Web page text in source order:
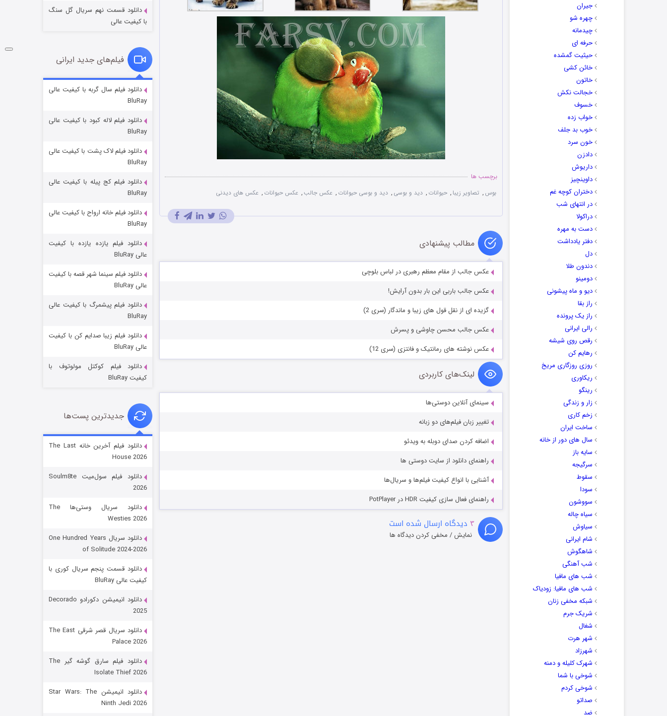
جیران
چهره شو
چیدمانه
حرفه ای
حیثیت گمشده
خائن کشی
خاتون
خجالت نکش
خسوف
خواب زده
خوب بد جلف
خون سرد
دادزن
داریوش
داوینچیز
دختران کوچه غم
در انتهای شب
دراکولا
دست به مهره
دفتر یادداشت
دل
دندون طلا
دومینو
دیو و ماه پیشونی
راز بقا
راز یک پرونده
رالی ایرانی
رقص روی شیشه
رهایم کن
روزی روزگاری مریخ
ریکاوری
رینگو
زار و زندگی
زخم کاری
ساخت ایران
سال های دور از خانه
سایه باز
سرگیجه
سقوط
سودا
سووشون
سیاه چاله
سیاوش
شام ایرانی
شاهگوش
شب آهنگی
شب های مافیا
شب های مافیا: زودیاک
شبکه مخفی زنان
شریک جرم
شغال
شهر هرت
شهرزاد
شهرک کلیله و دمنه
شوخی با شما
شوخی کردم
صداتو
ضد
برچسب ها
بوس , تصاویر زیبا , حیوانات , دید و بوسی , دید و بوسی حیوانات , عکس جالب, عکس حیوانات , عکس های دیدنی
مطالب پیشنهادی
عکس جالب از مقام معظم رهبری در لباس بلوچی
عکس جالب باربی این بار بدون آرایش!
گزیده ای از نقل قول های زیبا و ماندگار (سری 2)
عکس جالب محسن چاوشی و پسرش
عکس نوشته های رمانتیک و فانتزی (سری 12)
لینک‌های کاربردی
سینمای آنلاین دوستی‌ها
تغییر زبان فیلم‌های دو زبانه
اضافه کردن صدای دوبله به ویدئو
راهنمای دانلود از سایت دوستی ها
آشنایی با انواع کیفیت فیلم‌ها و سریال‌ها
راهنمای فعال سازی کیفیت HDR در PotPlayer
۳ دیدگاه ارسال شده است
نمایش / مخفی کردن دیدگاه ها
شوگر فصل ۲
قسمت
خاندان اژدها فصل ۳
جادوگری در مغولستان
قسمت
رویایی برای تو
قسمت
دانلود قسمت نهم سریال گل سنگ
با کیفیت عالی
فیلم‌های جدید ایرانی
دانلود فیلم سال گربه با کیفیت عالی
BluRay
دانلود فیلم لاله کبود با کیفیت عالی
BluRay
دانلود فیلم لاک پشت با کیفیت عالی
BluRay
دانلود فیلم کج‌ پیله با کیفیت عالی
BluRay
دانلود فیلم خانه ارواح با کیفیت عالی
BluRay
دانلود فیلم یازده یازده با کیفیت
عالی BluRay
دانلود فیلم سینما شهر قصه با کیفیت
عالی BluRay
دانلود فیلم پیشمرگ با کیفیت عالی
BluRay
دانلود فیلم زیبا صدایم کن با کیفیت
عالی BluRay
دانلود فیلم کوکتل مولوتوف با
کیفیت BluRay
جدیدترین پست‌ها
دانلود فیلم آخرین خانه The Last
House 2026
دانلود فیلم سول‌میت Soulm8te
2026
دانلود سریال وستی‌ها The
Westies 2026
دانلود سریال One Hundred Years
of Solitude 2024-2026
دانلود قسمت پنجم سریال کوری با
کیفیت عالی BluRay
دانلود انیمیشن دکورادو Decorado
2025
دانلود سریال قصر شرقی The East
Palace 2026
دانلود فیلم سارق گوشه گیر The
Isolate Thief 2026
دانلود انیمیشن Star Wars: The
Ninth Jedi 2026